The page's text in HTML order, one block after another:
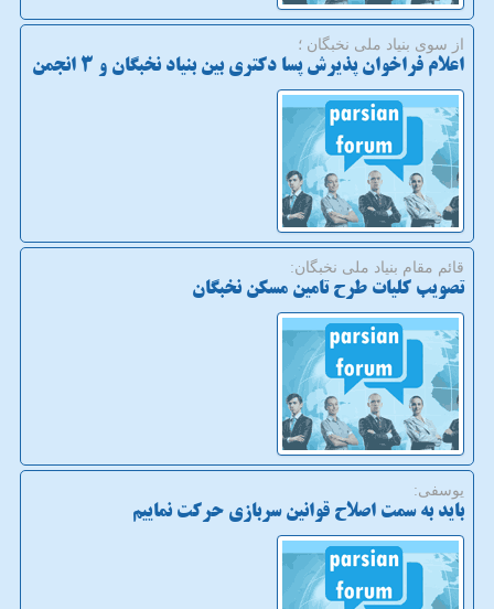
از سوی بنیاد ملی نخبگان ؛
اعلام فراخوان پذیرش پسا دکتری بین بنیاد نخبگان و 3 انجمن
قائم مقام بنیاد ملی نخبگان:
تصویب کلیات طرح تامین مسکن نخبگان
یوسفی:
باید به سمت اصلاح قوانین ⁧‫سربازی حرکت نماییم